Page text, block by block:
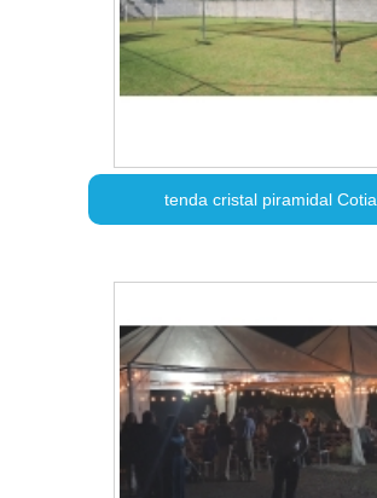
tenda cristal piramidal Cotia